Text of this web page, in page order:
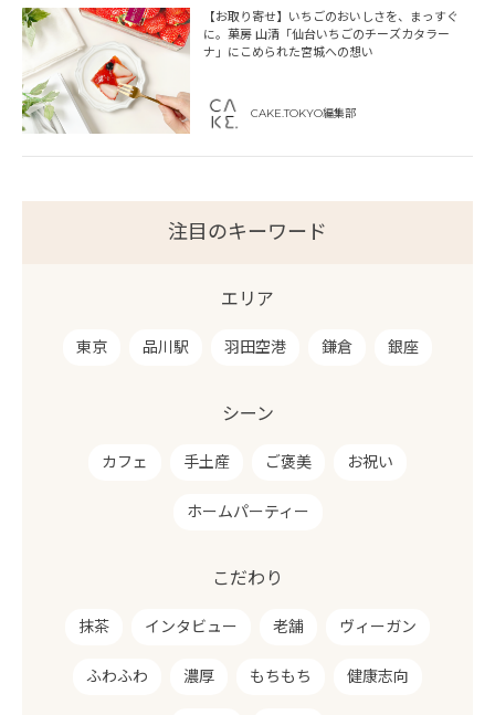
【お取り寄せ】いちごのおいしさを、まっすぐ
に。菓房 山清「仙台いちごのチーズカタラー
ナ」にこめられた宮城への想い
CAKE.TOKYO編集部
注目のキーワード
エリア
東京 品川駅 羽田空港 鎌倉 銀座
シーン
カフェ 手土産 ご褒美 お祝い
ホームパーティー
こだわり
抹茶 インタビュー 老舗 ヴィーガン
ふわふわ 濃厚 もちもち 健康志向